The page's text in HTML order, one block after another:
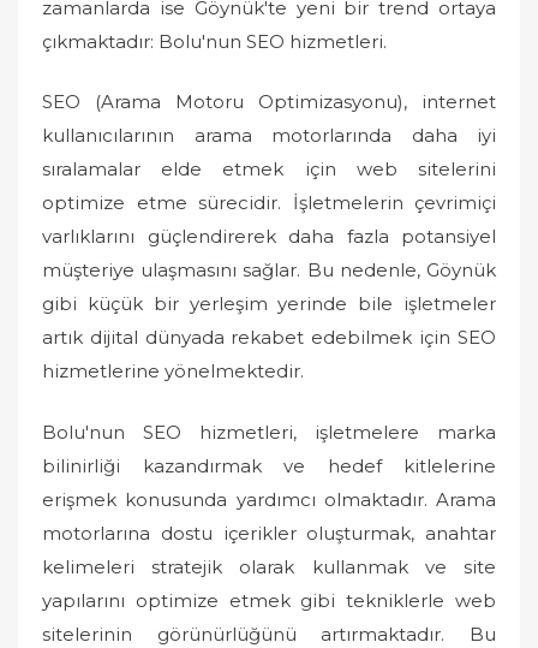
zamanlarda ise Göynük'te yeni bir trend ortaya
çıkmaktadır: Bolu'nun SEO hizmetleri.
SEO (Arama Motoru Optimizasyonu), internet
kullanıcılarının arama motorlarında daha iyi
sıralamalar elde etmek için web sitelerini
optimize etme sürecidir. İşletmelerin çevrimiçi
varlıklarını güçlendirerek daha fazla potansiyel
müşteriye ulaşmasını sağlar. Bu nedenle, Göynük
gibi küçük bir yerleşim yerinde bile işletmeler
artık dijital dünyada rekabet edebilmek için SEO
hizmetlerine yönelmektedir.
Bolu'nun SEO hizmetleri, işletmelere marka
bilinirliği kazandırmak ve hedef kitlelerine
erişmek konusunda yardımcı olmaktadır. Arama
motorlarına dostu içerikler oluşturmak, anahtar
kelimeleri stratejik olarak kullanmak ve site
yapılarını optimize etmek gibi tekniklerle web
sitelerinin görünürlüğünü artırmaktadır. Bu